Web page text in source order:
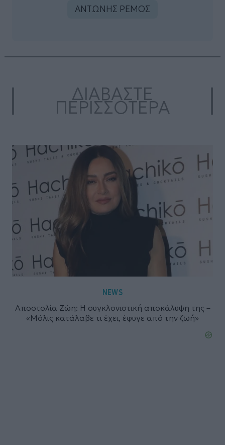
ΑΝΤΩΝΗΣ ΡΕΜΟΣ
ΔΙΑΒΑΣΤΕ
ΠΕΡΙΣΣΟΤΕΡΑ
NEWS
Αποστολία Ζώη: Η συγκλονιστική αποκάλυψη της –
«Μόλις κατάλαβε τι έχει, έφυγε από την ζωή»